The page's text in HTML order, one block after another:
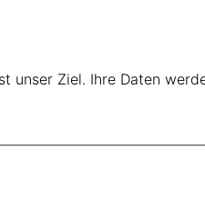
unser Ziel. Ihre Daten